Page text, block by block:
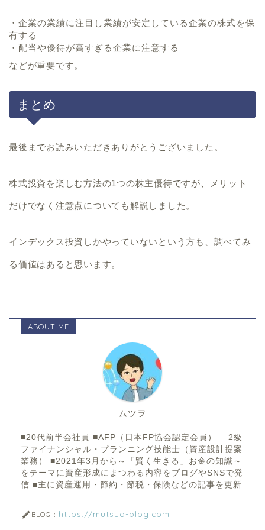
・企業の業績に注目し業績が安定している企業の株式を保
有する
・配当や優待が高すぎる企業に注意する
などが重要です。
まとめ
最後までお読みいただきありがとうございました。
株式投資を楽しむ方法の1つの株主優待ですが、メリット
だけでなく注意点についても解説しました。
インデックス投資しかやっていないという方も、調べてみ
る価値はあると思います。
ABOUT ME
ムツヲ
■20代前半会社員 ■AFP（日本FP協会認定会員） 2級
ファイナンシャル・プランニング技能士（資産設計提案
業務） ■2021年3月から～「賢く生きる」お金の知識～
をテーマに資産形成にまつわる内容をブログやSNSで発
信 ■主に資産運用・節約・節税・保険などの記事を更新
BLOG： https://mutsuo-blog.com